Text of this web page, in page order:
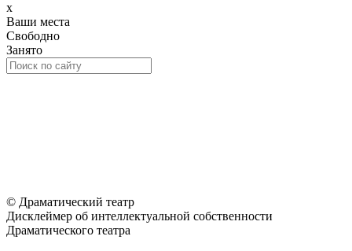
x
Ваши места
Свободно
Занято
© Драматический театр
Дисклеймер об интеллектуальной собственности
Драматического театра